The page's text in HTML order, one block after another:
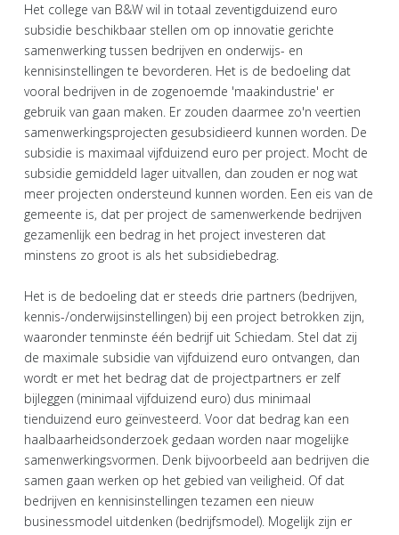
Het college van B&W wil in totaal zeventigduizend euro
subsidie beschikbaar stellen om op innovatie gerichte
samenwerking tussen bedrijven en onderwijs- en
kennisinstellingen te bevorderen. Het is de bedoeling dat
vooral bedrijven in de zogenoemde 'maakindustrie' er
gebruik van gaan maken. Er zouden daarmee zo'n veertien
samenwerkingsprojecten gesubsidieerd kunnen worden. De
subsidie is maximaal vijfduizend euro per project. Mocht de
subsidie gemiddeld lager uitvallen, dan zouden er nog wat
meer projecten ondersteund kunnen worden. Een eis van de
gemeente is, dat per project de samenwerkende bedrijven
gezamenlijk een bedrag in het project investeren dat
minstens zo groot is als het subsidiebedrag.
Het is de bedoeling dat er steeds drie partners (bedrijven,
kennis-/onderwijsinstellingen) bij een project betrokken zijn,
waaronder tenminste één bedrijf uit Schiedam. Stel dat zij
de maximale subsidie van vijfduizend euro ontvangen, dan
wordt er met het bedrag dat de projectpartners er zelf
bijleggen (minimaal vijfduizend euro) dus minimaal
tienduizend euro geïnvesteerd. Voor dat bedrag kan een
haalbaarheidsonderzoek gedaan worden naar mogelijke
samenwerkingsvormen. Denk bijvoorbeeld aan bedrijven die
samen gaan werken op het gebied van veiligheid. Of dat
bedrijven en kennisinstellingen tezamen een nieuw
businessmodel uitdenken (bedrijfsmodel). Mogelijk zijn er